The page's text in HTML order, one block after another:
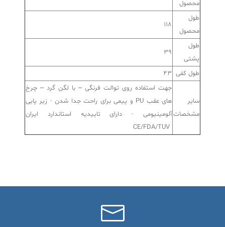
محصول
طول
محصول
118
طول
پشتی
39
طول کفی 43
سایر
مشخصات
جهت استفاده روی توالت فرنگی – با لگن گرد – چرخ
های عقب PU و پیمی برای راحت جدا شدن - زیر پایی
آلومینیومی - دارای تاییدیه استاندارد ایران